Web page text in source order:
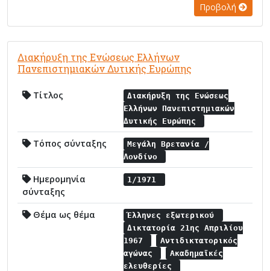
Προβολή
Διακήρυξη της Ενώσεως Ελλήνων
Πανεπιστημιακών Δυτικής Ευρώπης
Τίτλος
Διακήρυξη της Ενώσεως
Ελλήνων Πανεπιστημιακών
Δυτικής Ευρώπης
Τόπος σύνταξης
Μεγάλη Βρετανία /
Λονδίνο
Ημερομηνία
σύνταξης
1/1971
Θέμα ως θέμα
Έλληνες εξωτερικού
Δικτατορία 21ης Απριλίου
1967
Αντιδικτατορικός
αγώνας
Ακαδημαϊκές
ελευθερίες